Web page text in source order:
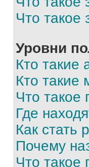
Что такое
Уровни
Кто такие
Кто такие
Что такое
Где
Как стать
Почему
Что такое